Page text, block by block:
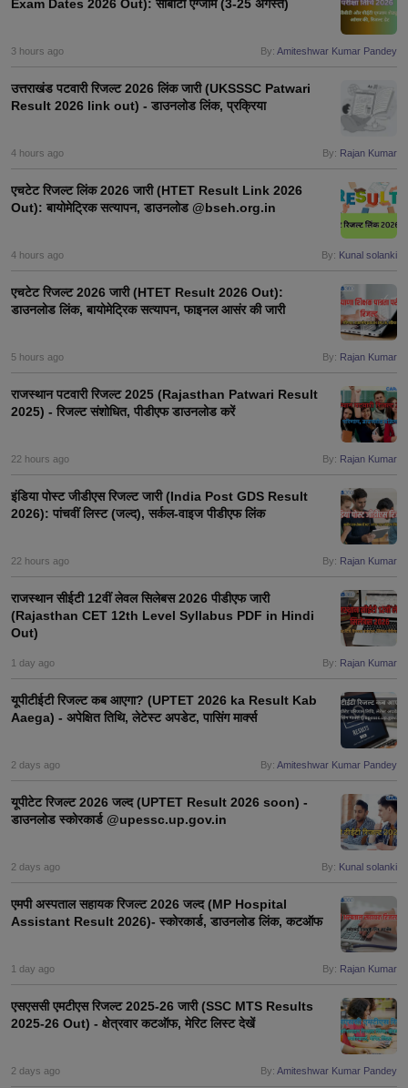
UPTET Question Papers
NET Exam PatternUGC NET Question Papers
Question Papers
Exam Dates 2026 Out): सीबीटी एग्जाम (3-25 अगस्त)
3 hours ago By: Amiteshwar Kumar Pandey
उत्तराखंड पटवारी रिजल्ट 2026 लिंक जारी (UKSSSC Patwari
Result 2026 link out) - डाउनलोड लिंक, प्रक्रिया
4 hours ago By: Rajan Kumar
एचटेट रिजल्ट लिंक 2026 जारी (HTET Result Link 2026
Out): बायोमेट्रिक सत्यापन, डाउनलोड @bseh.org.in
4 hours ago By: Kunal solanki
एचटेट रिजल्ट 2026 जारी (HTET Result 2026 Out):
डाउनलोड लिंक, बायोमेट्रिक सत्यापन, फाइनल आसंर की जारी
5 hours ago By: Rajan Kumar
राजस्थान पटवारी रिजल्ट 2025 (Rajasthan Patwari Result
2025) - रिजल्ट संशोधित, पीडीएफ डाउनलोड करें
22 hours ago By: Rajan Kumar
इंडिया पोस्ट जीडीएस रिजल्ट जारी (India Post GDS Result
2026): पांचवीं लिस्ट (जल्द), सर्कल-वाइज पीडीएफ लिंक
22 hours ago By: Rajan Kumar
राजस्थान सीईटी 12वीं लेवल सिलेबस 2026 पीडीएफ जारी
(Rajasthan CET 12th Level Syllabus PDF in Hindi
Out)
1 day ago By: Rajan Kumar
यूपीटीईटी रिजल्ट कब आएगा? (UPTET 2026 ka Result Kab
Aaega) - अपेक्षित तिथि, लेटेस्ट अपडेट, पासिंग मार्क्स
2 days ago By: Amiteshwar Kumar Pandey
यूपीटेट रिजल्ट 2026 जल्द (UPTET Result 2026 soon) -
डाउनलोड स्कोरकार्ड @upessc.up.gov.in
2 days ago By: Kunal solanki
एमपी अस्पताल सहायक रिजल्ट 2026 जल्द (MP Hospital
Assistant Result 2026)- स्कोरकार्ड, डाउनलोड लिंक, कटऑफ
1 day ago By: Rajan Kumar
एसएससी एमटीएस रिजल्ट 2025-26 जारी (SSC MTS Results
2025-26 Out) - क्षेत्रवार कटऑफ, मेरिट लिस्ट देखें
2 days ago By: Amiteshwar Kumar Pandey